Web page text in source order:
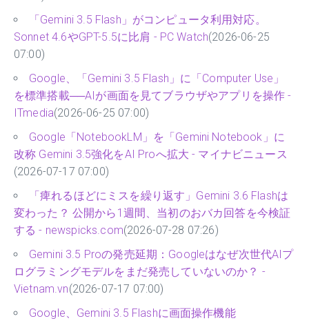
「Gemini 3.5 Flash」がコンピュータ利用対応。
Sonnet 4.6やGPT-5.5に比肩 - PC Watch(2026-06-25
07:00)
Google、「Gemini 3.5 Flash」に「Computer Use」
を標準搭載──AIが画面を見てブラウザやアプリを操作 -
ITmedia(2026-06-25 07:00)
Google「NotebookLM」を「Gemini Notebook」に
改称 Gemini 3.5強化をAI Proへ拡大 - マイナビニュース
(2026-07-17 07:00)
「痺れるほどにミスを繰り返す」Gemini 3.6 Flashは
変わった？ 公開から1週間、当初のおバカ回答を今検証
する - newspicks.com(2026-07-28 07:26)
Gemini 3.5 Proの発売延期：Googleはなぜ次世代AIプ
ログラミングモデルをまだ発売していないのか？ -
Vietnam.vn(2026-07-17 07:00)
Google、Gemini 3.5 Flashに画面操作機能